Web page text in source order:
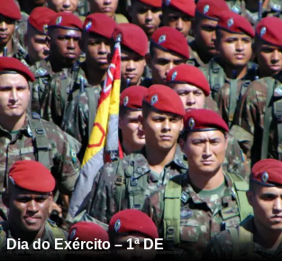
Dia do Exército – 1ª DE